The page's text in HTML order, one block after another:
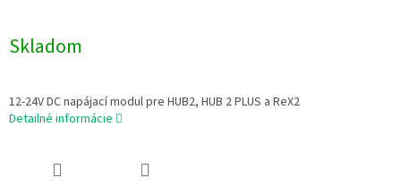
Skladom
12-24V DC napájací modul pre HUB2, HUB 2 PLUS a ReX2
Detailné informácie